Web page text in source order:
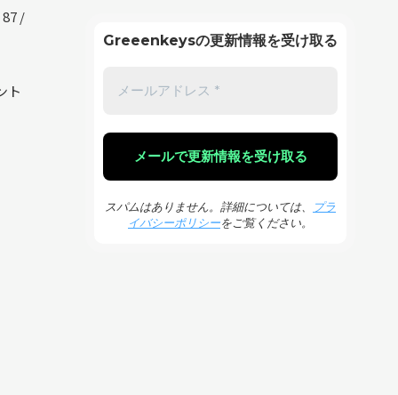
/
ト
Greeenkeysの更新情報を受け取る
スパムはありません。詳細については、
プラ
イバシーポリシーをご覧ください。